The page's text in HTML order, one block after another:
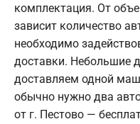
комплектация. От
зависит количество
необходимо
доставки. Небольшие
доставляем одной
обычно нужно два
от г. Пестово —